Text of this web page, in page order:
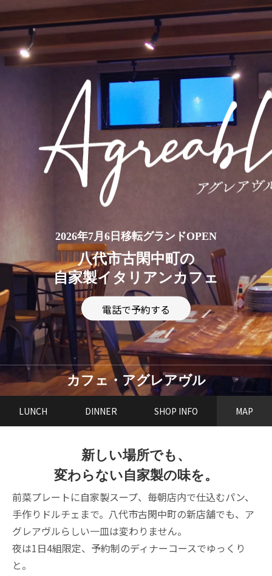
2026年7月6日移転グランドOPEN
八代市古閑中町の
自家製イタリアンカフェ
電話で予約する
カフェ・アグレアヴル
LUNCH DINNER SHOP INFO MAP
新しい場所でも、
変わらない自家製の味を。
前菜プレートに自家製スープ、毎朝店内で仕込むパン、
手作りドルチェまで。 八代市古閑中町の新店舗でも、ア
グレアヴルらしい一皿は変わりません。
夜は1日4組限定、予約制のディナーコースでゆっくり
と。